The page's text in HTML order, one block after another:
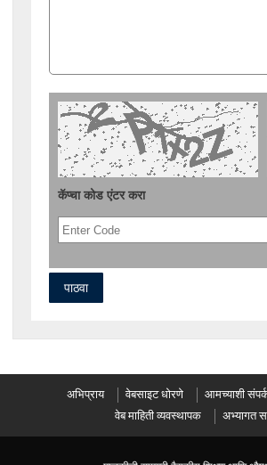
कॅप्चा कोड एंटर करा
अभिप्राय वेबसाइट धोरणे आमच्याशी
वेब माहिती व्यवस्थापक
अभ्यागत